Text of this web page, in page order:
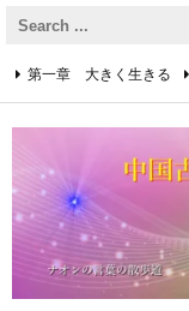
第一章 大きく生きる
第四章 着実に生きる
第六章 成功の心得
第八章 リーダーの心得